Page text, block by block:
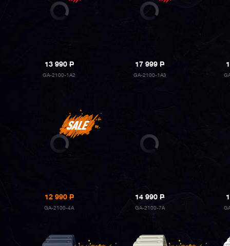
13 990P
GA-2100-1A2
17 999P
GA-2100-1A3
12 990P
GA-2100-4A
14 990P
GA-2100-7A